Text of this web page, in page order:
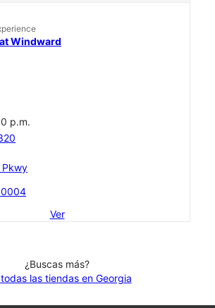
Windward
p.m.
Ver
¿Buscas más?
las tiendas en Georgia